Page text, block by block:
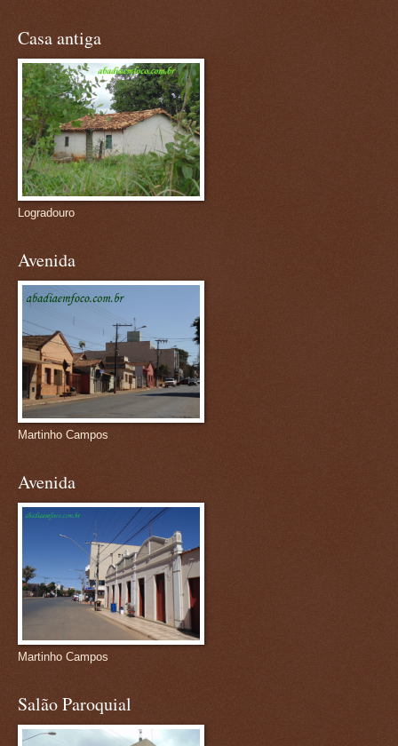
Casa antiga
Logradouro
Avenida
Martinho Campos
Avenida
Martinho Campos
Salão Paroquial